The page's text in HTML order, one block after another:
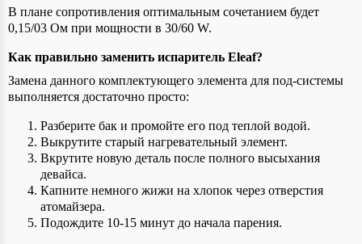
В плане сопротивления оптимальным сочетанием будет
0,15/03 Ом при мощности в 30/60 W.
Как правильно заменить испаритель Eleaf?
Замена данного комплектующего элемента для под-системы
выполняется достаточно просто:
Разберите бак и промойте его под теплой водой.
Выкрутите старый нагревательный элемент.
Вкрутите новую деталь после полного высыхания
девайса.
Капните немного жижи на хлопок через отверстия
атомайзера.
Подождите 10-15 минут до начала парения.